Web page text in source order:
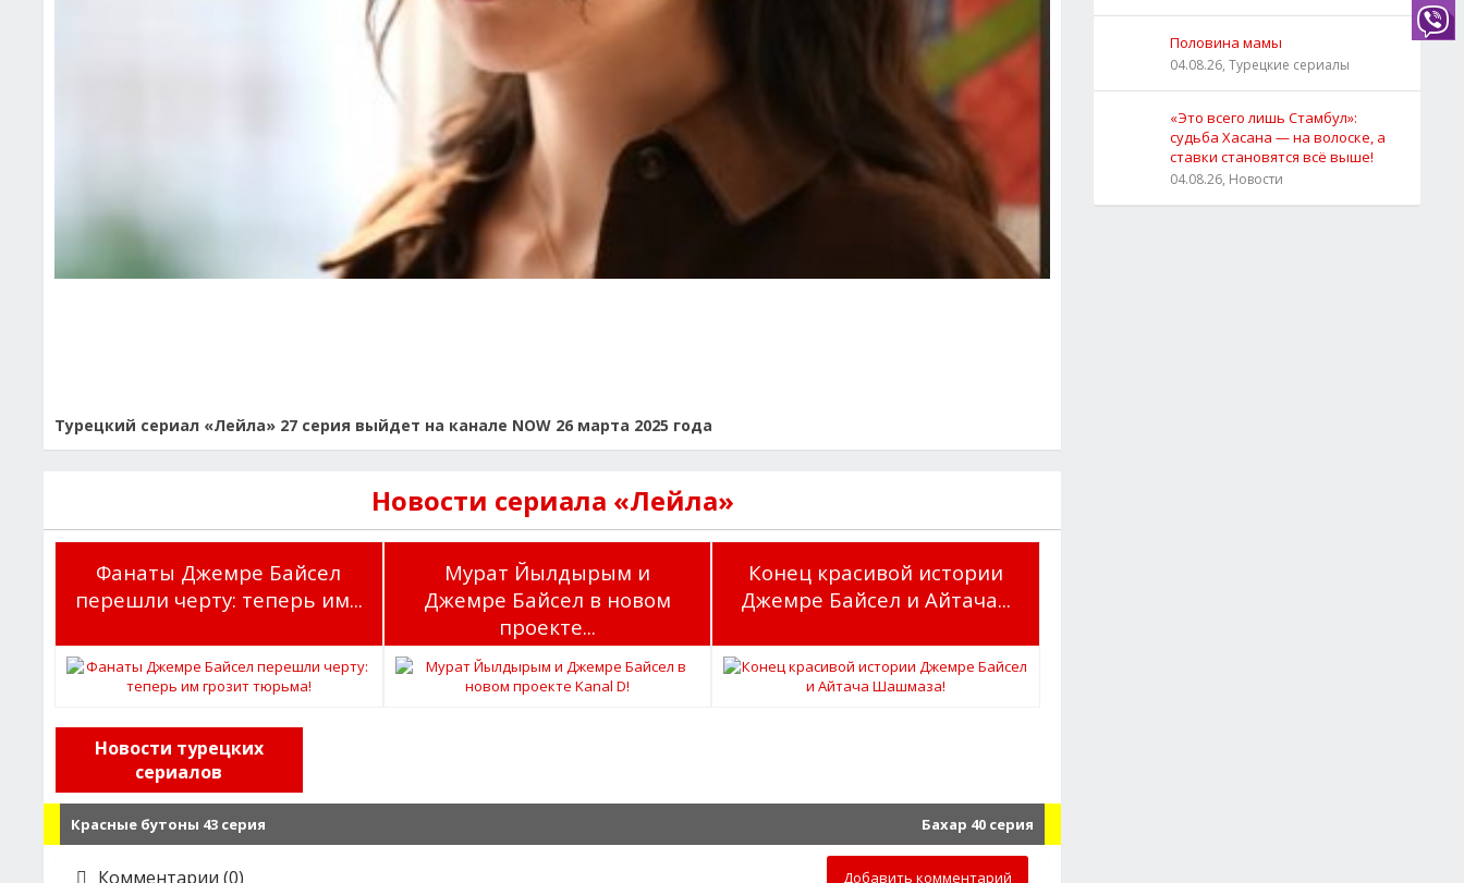
Турецкий сериал «Лейла» 27 серия выйдет на канале NOW 26 марта 2025 года
Новости сериала «Лейла»
Фанаты Джемре Байсел
перешли черту: теперь им...
Мурат Йылдырым и
Джемре Байсел в новом
проекте...
Конец красивой истории
Джемре Байсел и Айтача...
Новости турецких
сериалов
Красные бутоны 43 серия Бахар 40 серия
Комментарии (0) Добавить комментарий
Половина мамы
04.08.26, Турецкие сериалы
«Это всего лишь Стамбул»:
судьба Хасана — на волоске, а
ставки становятся всё выше!
04.08.26, Новости